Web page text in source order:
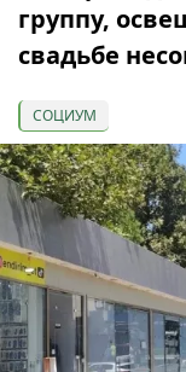
группу,
свадьбе
СОЦИУМ